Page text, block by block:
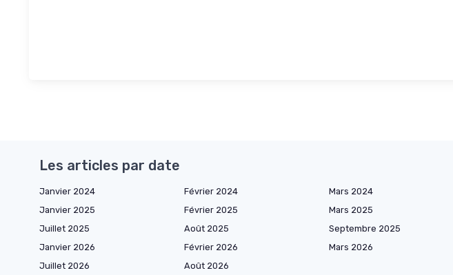
Les articles par date
Janvier 2024 Février 2024 Mars 2024
Janvier 2025
Février 2025 Mars 2025
Juillet 2025
Août 2025 Septembre 2025
Janvier 2026
Février 2026 Mars 2026
Juillet 2026
Août 2026